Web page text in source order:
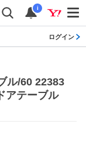
i
ログイン
ル/60 22383
アテーブル